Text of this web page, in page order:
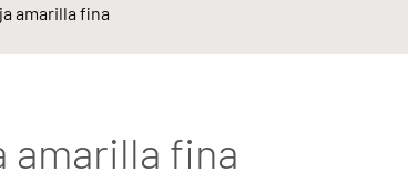
amarilla fina
amarilla fina